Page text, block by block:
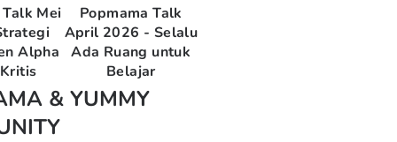
Mei
Alpha
Popmama Talk
April 2026 - Selalu
Ada Ruang untuk
Belajar
& YUMMY